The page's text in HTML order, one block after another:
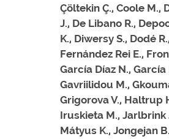
Çöltekin Ç., Coole M.,
J., De Libano R.,
K., Diwersy S., Dodé
Fernández Rei E.,
García Díaz N., García
Gavriilidou M.,
Grigorova V., Haltrup
Iruskieta M., Jarlbrink
Mátyus K., Jongejan